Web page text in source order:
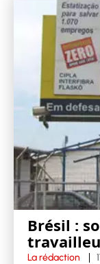
Brésil :
La rédaction